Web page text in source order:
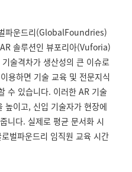
파운드리(GlobalFoundries)
솔루션인 뷰포리아(Vuforia)
술격차가 생산성의 큰 이슈로
용하면 기술 교육 및 전문지식
수 있습니다. 이러한 AR 기술
높이고, 신입 기술자가 현장에
니다. 실제로 평균 문서화 시
벌파운드리 임직원 교육 시간